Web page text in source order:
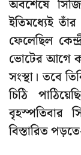
অবশেষে
ইতিমধ্যেই
ফেলেছিল
ভোটের আগে
সংস্থা। তবে
চিঠি
বৃহস্পতিবার
বিস্তারিত